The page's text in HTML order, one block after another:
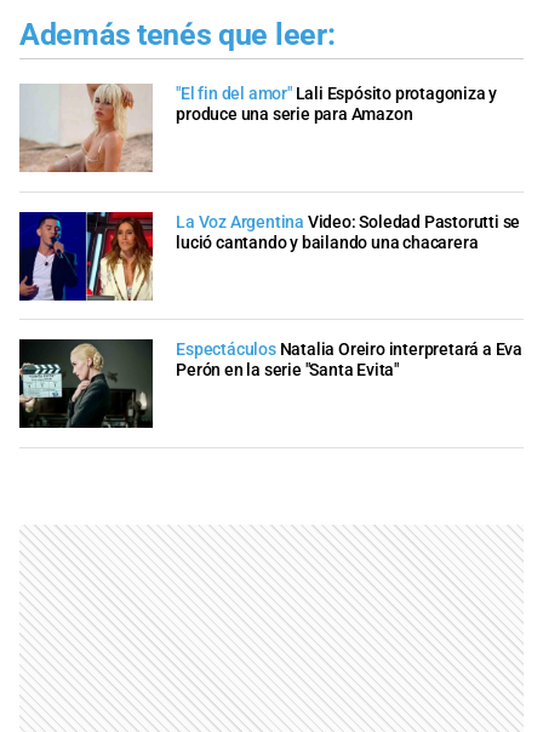
Además tenés que leer:
"El fin del amor" Lali Espósito protagoniza y
produce una serie para Amazon
La Voz Argentina Video: Soledad Pastorutti se
lució cantando y bailando una chacarera
Espectáculos Natalia Oreiro interpretará a Eva
Perón en la serie "Santa Evita"